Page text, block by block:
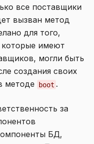
все поставщики
вызван метод
для того,
имеют
могли быть
создания своих
методе
boot .
за
БД,